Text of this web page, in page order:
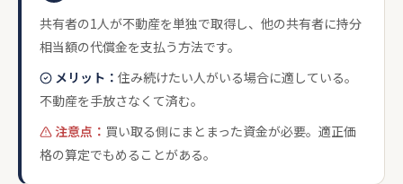
共有者の1人が不動産を単独で取得し、他の共有者に持分
相当額の代償金を支払う方法です。
メリット： 住み続けたい人がいる場合に適している。
不動産を手放さなくて済む。
注意点： 買い取る側にまとまった資金が必要。適正価
格の算定でもめることがある。